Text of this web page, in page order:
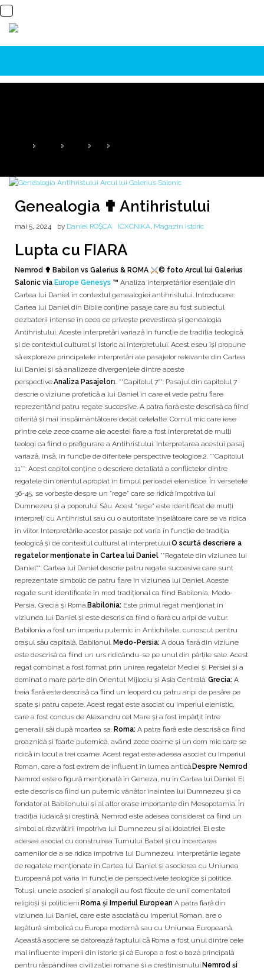
Genealogia ✟ Antihristului
mai 5, 2024 by Daniel ROȘCA ICXCNIKA, Magazin Istoric
Lupta cu FIARA
Nemrod ✟ Babilon vs Galerius & ROMA
© foto Arcul lui Galerius
Salonic via Europe Genesys ™ Analiza interpretărilor esențiale din
Cartea lui Daniel în contextul genealogiei antihristului. Introducere:
Cartea lui Daniel din Biblie conține pasaje care au fost subiectul
dezbaterii intense în ceea ce privește prevestirea și genealogia
Antihristului. Aceste interpretări variază în funcție de tradiția teologică
și de contextul cultural și istoric al interpretului. Acest eseu își propune
să exploreze principalele interpretări ale pasajelor relevante din Cartea
lui Daniel și să analizeze divergențele dintre aceste
perspective.Analiza Pasajelor1. **Capitolul 7**: Pasajul din capitolul 7
descrie o viziune profetică a lui Daniel în care el vede patru fiare
reprezentând patru regate succesive. A patra fiară este descrisă ca fiind
diferită și mai înspăimântătoare decât celelalte. Cornul mic care iese
printre cele zece coarne ale acestei fiare a fost interpretat de mulți
teologi ca fiind o prefigurare a Antihristului. Interpretarea acestui pasaj
variază, însă, în funcție de diferitele perspective teologice.2. **Capitolul
11**: Acest capitol conține o descriere detaliată a conflictelor dintre
regatele din orientul apropiat în timpul perioadei elenistice. În versetele
36-45, se vorbește despre un "rege" care se ridică împotriva lui
Dumnezeu și a poporului Său. Acest "rege" este identificat de mulți
interpreți cu Antihristul sau cu o autoritate înșelătoare care se va ridica
în viitor. Interpretările acestor pasaje pot varia în funcție de tradiția
teologică și de contextul cultural al interpretului.O scurtă descriere a
regatelor menționate în Cartea lui Daniel **Regatele din viziunea lui
Daniel**: Cartea lui Daniel descrie patru regate succesive care sunt
reprezentate simbolic de patru fiare în viziunea lui Daniel. Aceste
regate sunt identificate în mod tradițional ca fiind Babilonia, Medo-
Persia, Grecia și Roma.Babilonia: Este primul regat menționat în
viziunea lui Daniel și este descris ca fiind o fiară cu aripi de vultur.
Babilonia a fost un imperiu puternic în Antichitate, cunoscut pentru
orașul său capitală, Babilonul. Medo-Persia: A doua fiară din viziune
este descrisă ca fiind un urs ridicându-se pe unul din părțile sale. Acest
regat combinat a fost format prin unirea regatelor Mediei și Persiei și a
dominat o mare parte din Orientul Mijlociu și Asia Centrală. Grecia: A
treia fiară este descrisă ca fiind un leopard cu patru aripi de pasăre pe
spate și patru capete. Acest regat este asociat cu imperiul elenistic,
care a fost condus de Alexandru cel Mare și a fost împărțit între
generalii săi după moartea sa. Roma: A patra fiară este descrisă ca fiind
groaznică și foarte puternică, având zece coarne și un corn mic care se
ridică în locul a trei coarne. Acest regat este adesea asociat cu Imperiul
Roman, care a fost extrem de influent în lumea antică.Despre Nemrod
Nemrod este o figură menționată în Geneza, nu în Cartea lui Daniel. El
este descris ca fiind un puternic vânător înaintea lui Dumnezeu și ca
fondator al Babilonului și al altor orașe importante din Mesopotamia. În
tradiția iudaică și creștină, Nemrod este adesea considerat ca fiind un
simbol al răzvrătirii împotriva lui Dumnezeu și al idolatriei. El este
adesea asociat cu construirea Turnului Babel și cu încercarea
oamenilor de a se ridica împotriva lui Dumnezeu. Interpretările legate
de regatele menționate în Cartea lui Daniel și asocierea cu Uniunea
Europeană pot varia în funcție de perspectivele teologice și politice.
Totuși, unele asocieri și analogii au fost făcute de unii comentatori
religioși și politicieni.Roma și Imperiul European A patra fiară din
viziunea lui Daniel, care este asociată cu Imperiul Roman, are o
legătură simbolică cu Europa modernă sau cu Uniunea Europeană.
Această asociere se datorează faptului că Roma a fost unul dintre cele
mai influente imperii din istorie și că Europa a fost o bază principală
pentru răspândirea civilizației romane și a creștinismului.Nemrod și